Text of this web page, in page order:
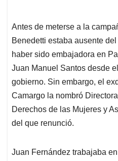
Antes de meterse a la
Benedetti estaba ausente
haber sido embajadora en
Juan Manuel Santos desde
gobierno. Sin embargo, el
Camargo la nombró
Derechos de las Mujeres y
del que renunció.
Juan Fernández trabajaba